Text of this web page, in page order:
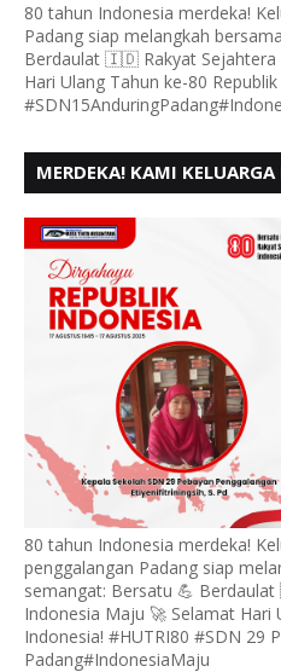
80 tahun Indonesia merdeka!
Padang siap melangkah
Berdaulat 🇮🇩 Rakyat Sejahtera
Hari Ulang Tahun ke-80
MERDEKA! KAMI
KE - 80
80 tahun Indonesia merdeka!
penggalangan Padang siap
semangat: Bersatu 💪
Indonesia Maju 🚀 Selamat Hari
Indonesia! #HUTRI80 #SDN 29
Padang#IndonesiaMaju